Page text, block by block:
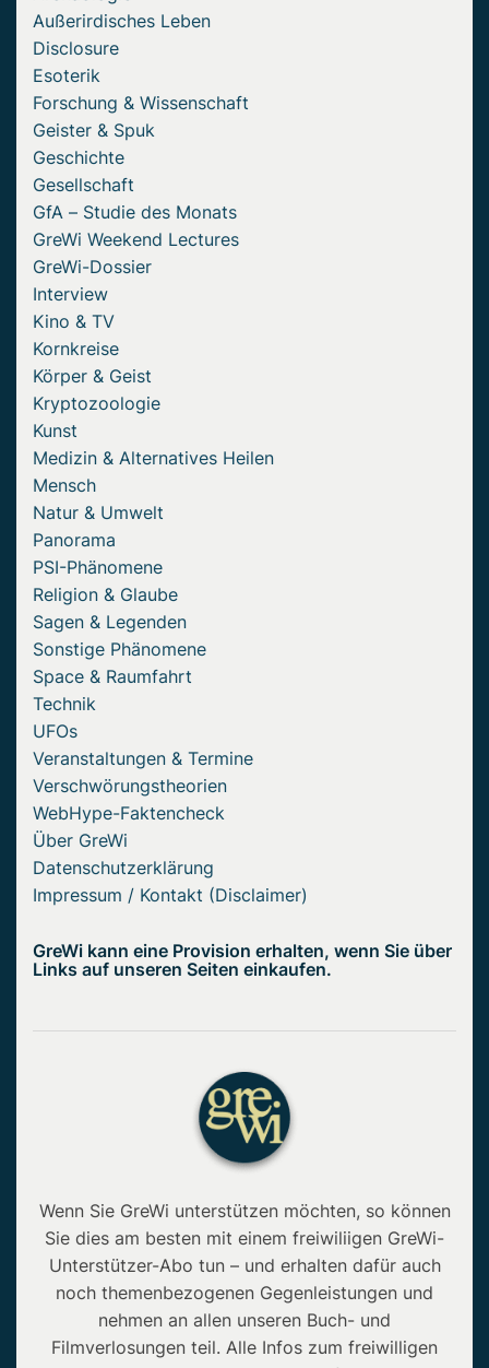
Außerirdisches Leben
Disclosure
Esoterik
Forschung & Wissenschaft
Geister & Spuk
Geschichte
Gesellschaft
GfA – Studie des Monats
GreWi Weekend Lectures
GreWi-Dossier
Interview
Kino & TV
Kornkreise
Körper & Geist
Kryptozoologie
Kunst
Medizin & Alternatives Heilen
Mensch
Natur & Umwelt
Panorama
PSI-Phänomene
Religion & Glaube
Sagen & Legenden
Sonstige Phänomene
Space & Raumfahrt
Technik
UFOs
Veranstaltungen & Termine
Verschwörungstheorien
WebHype-Faktencheck
Über GreWi
Datenschutzerklärung
Impressum / Kontakt (Disclaimer)
GreWi kann eine Provision erhalten, wenn Sie über
Links auf unseren Seiten einkaufen.
Wenn Sie GreWi unterstützen möchten, so können
Sie dies am besten mit einem freiwiliigen GreWi-
Unterstützer-Abo tun – und erhalten dafür auch
noch themenbezogenen Gegenleistungen und
nehmen an allen unseren Buch- und
Filmverlosungen teil. Alle Infos zum freiwilligen